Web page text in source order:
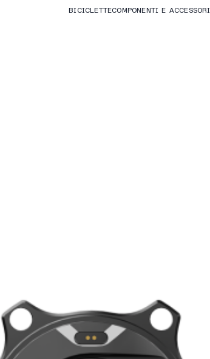
BICICLETTECOMPONENTI E ACCESSORI